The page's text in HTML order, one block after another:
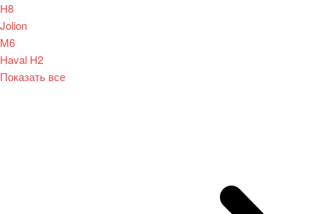
H8
Jolion
M6
Haval H2
Показать все